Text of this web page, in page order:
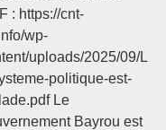
: https://cnt-
wp-
uploads/2025/09/L
politique-est-
Le
Bayrou est